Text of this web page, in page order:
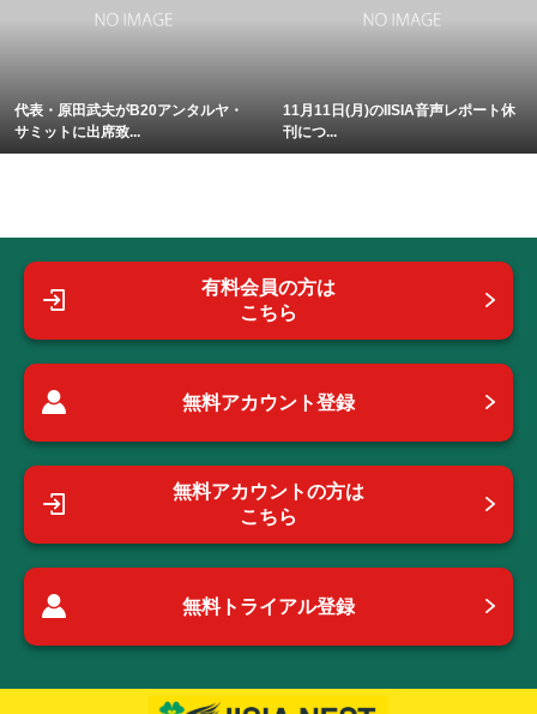
代表・原田武夫がB20アンタルヤ・
サミットに出席致...
11月11日(月)のIISIA音声レポート休
刊につ...
有料会員の方は
こちら
無料アカウント登録
無料アカウントの方は
こちら
無料トライアル登録